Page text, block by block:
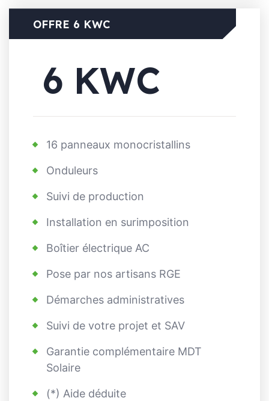
OFFRE 6 KWC
6 KWC
16 panneaux monocristallins
Onduleurs
Suivi de production
Installation en surimposition
Boîtier électrique AC
Pose par nos artisans RGE
Démarches administratives
Suivi de votre projet et SAV
Garantie complémentaire MDT
Solaire
(*) Aide déduite